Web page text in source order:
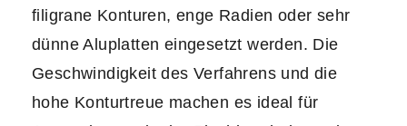
filigrane Konturen, enge Radien oder sehr
dünne Aluplatten eingesetzt werden. Die
Geschwindigkeit des Verfahrens und die
hohe Konturtreue machen es ideal für